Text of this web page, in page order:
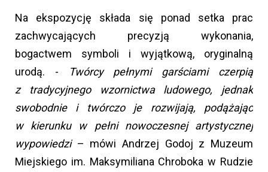
Na ekspozycję składa się ponad setka prac
zachwycających precyzją wykonania,
bogactwem symboli i wyjątkową, oryginalną
urodą. -
Twórcy pełnymi garściami czerpią
z tradycyjnego wzornictwa ludowego, jednak
swobodnie i twórczo je rozwijają, podążając
w kierunku w pełni nowoczesnej artystycznej
wypowiedzi – mówi Andrzej Godoj z Muzeum
Miejskiego im. Maksymiliana Chroboka w Rudzie